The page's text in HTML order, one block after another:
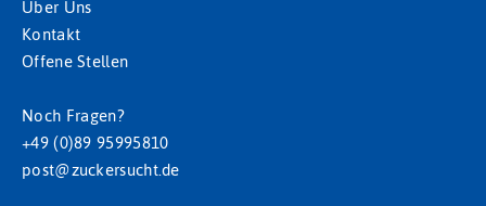
Über Uns
Kontakt
Offene Stellen
Noch Fragen?
+49 (0)89 95995810
post@zuckersucht.de